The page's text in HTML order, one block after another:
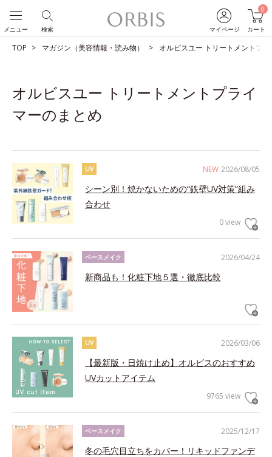
マイページ
0
カート
検索
メニュー
TOP マガジン（美容情報・読み物） オルビスユー トリートメントプ
オルビスユー トリートメントプライ
マーのまとめ
NEW 2026/08/05
UV
シーン別！焼かないための“鉄壁UV対策”組み
合わせ
0 view
2026/04/24
ベースメイク
新商品も！化粧下地５選・徹底比較
2026/03/06
UV
【最新版・日焼け止め】オルビスのおすすめ
UVカットアイテム
9765 view
2025/12/17
ベースメイク
冬の毛穴目立ちをカバー！リキッドファンデ